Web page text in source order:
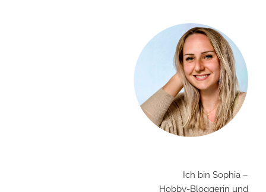
Ich bin Sophia –
Hobby-Bloggerin und